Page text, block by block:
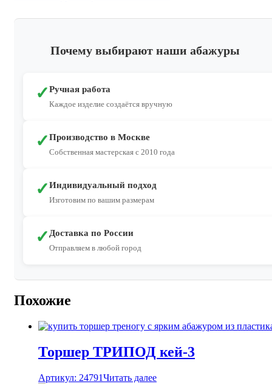
Почему выбирают наши абажуры
✓Ручная работа
Каждое изделие создаётся вручную
✓Производство в Москве
Собственная мастерская с 2010 года
✓Индивидуальный подход
Изготовим по вашим размерам
✓Доставка по России
Отправляем в любой город
Похожие
Торшер ТРИПОД кей-3
Артикул: 24791Читать далее